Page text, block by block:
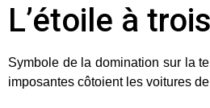
L’étoile à
Symbole de la domination sur la
imposantes côtoient les voitures